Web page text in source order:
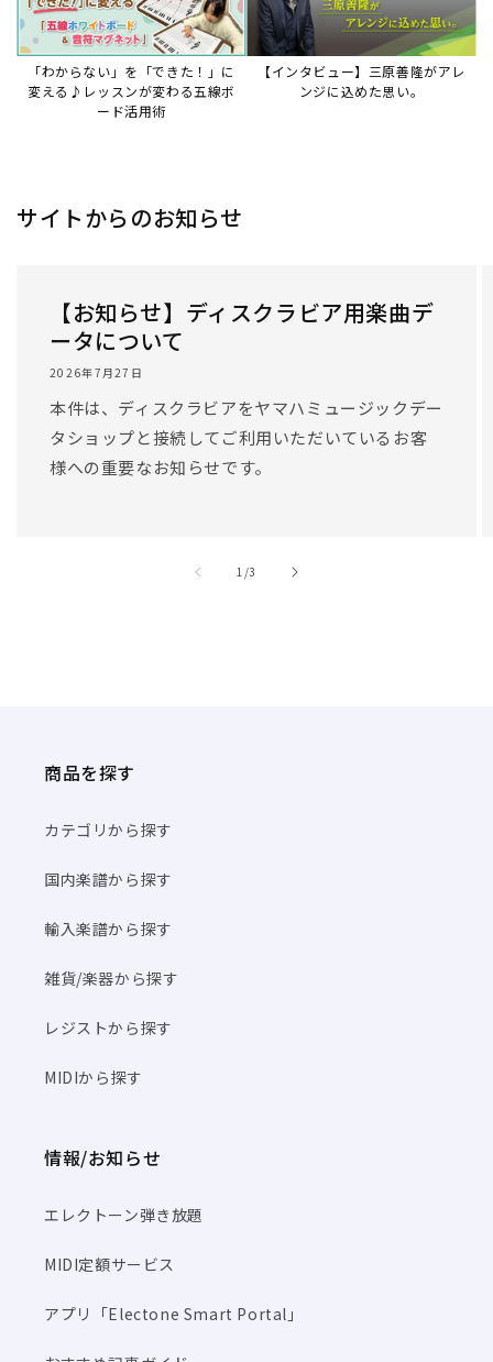
「わからない」を「できた！」に
変える♪レッスンが変わる五線ボ
ード活用術
【インタビュー】三原善隆がアレ
ンジに込めた思い。
サイトからのお知らせ
【お知らせ】ディスクラビア用楽曲デ
ータについて
2026年7月27日
本件は、ディスクラビアをヤマハミュージックデー
タショップと接続してご利用いただいているお客
様への重要なお知らせです。
1 //3
商品を探す
カテゴリから探す
国内楽譜から探す
輸入楽譜から探す
雑貨/楽器から探す
レジストから探す
MIDIから探す
情報/お知らせ
エレクトーン弾き放題
MIDI定額サービス
アプリ「Electone Smart Portal」